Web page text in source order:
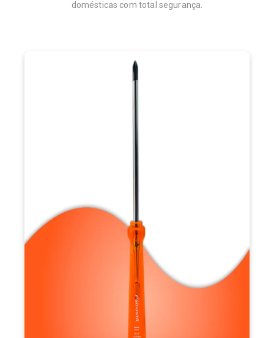
domésticas com total segurança.
parafusos, tornando o trabalho mais ágil e preciso. Com grande
variedade de tamanhos, atende desde reparos simples até
demandas profissionais. O acabamento cromado protege
contra oxidação e confere visual moderno. Seu encaixe firme
evita escorregões e preserva a cabeça dos parafusos. São
compactas, fáceis de transportar e organizar. Uma escolha
certeira para quem precisa de uma ferramenta robusta, segura
e eficiente.